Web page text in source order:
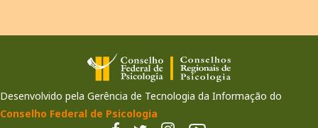
Desenvolvido pela Gerência de Tecnologia da Informação do
Conselho Federal de Psicologia